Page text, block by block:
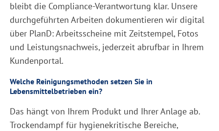
bleibt die Compliance-Verantwortung klar. Unsere
durchgeführten Arbeiten dokumentieren wir digital
über PlanD: Arbeitsscheine mit Zeitstempel, Fotos
und Leistungsnachweis, jederzeit abrufbar in Ihrem
Kundenportal.
Welche Reinigungsmethoden setzen Sie in
Lebensmittelbetrieben ein?
Das hängt von Ihrem Produkt und Ihrer Anlage ab.
Trockendampf für hygienekritische Bereiche,